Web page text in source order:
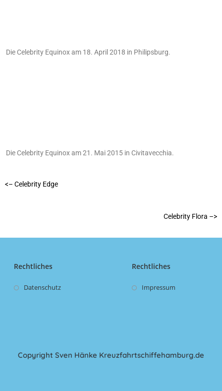
Die Celebrity Equinox am 18. April 2018 in Philipsburg.
Die Celebrity Equinox am 21. Mai 2015 in Civitavecchia.
<– Celebrity Edge
Celebrity Flora –>
Rechtliches
Datenschutz
Rechtliches
Impressum
Copyright Sven Hänke Kreuzfahrtschiffehamburg.de